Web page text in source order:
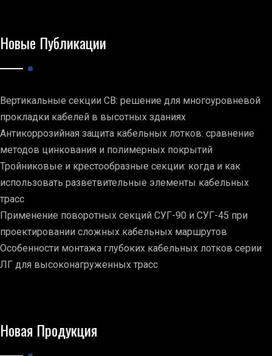
Новые Публикации
Вертикальные секции СВ: решение для многоуровневой
прокладки кабелей в высотных зданиях
Антикоррозийная защита кабельных лотков: сравнение
методов цинкования и полимерных покрытий
Тройниковые и крестообразные секции: когда и как
использовать разветвительные элементы кабельных
трасс
Применение поворотных секций СУГ-90 и СУГ-45 при
проектировании сложных кабельных маршрутов
Особенности монтажа глубоких кабельных лотков серии
ЛГ для высоконагруженных трасс
Новая Продукция